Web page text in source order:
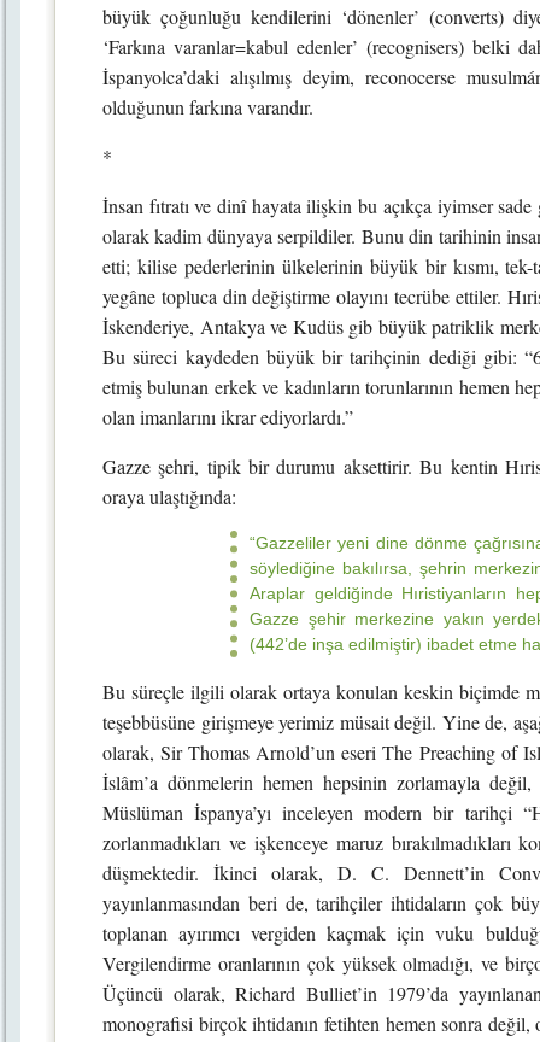
büyük çoğunluğu kendilerini ‘dönenler’ (converts)
‘Farkına varanlar=kabul edenler’ (recognisers) belki
İspanyolca’daki alışılmış deyim, reconocerse
olduğunun farkına varandır.
*
İnsan fıtratı ve dinî hayata ilişkin bu açıkça iyimser
olarak kadim dünyaya serpildiler. Bunu din tarihinin
etti; kilise pederlerinin ülkelerinin büyük bir kısmı,
yegâne topluca din değiştirme olayını tecrübe ettiler.
İskenderiye, Antakya ve Kudüs gib büyük patriklik
Bu süreci kaydeden büyük bir tarihçinin dediği gibi:
etmiş bulunan erkek ve kadınların torunlarının hemen
olan imanlarını ikrar ediyorlardı.”
Gazze şehri, tipik bir durumu aksettirir. Bu kentin
oraya ulaştığında:
“Gazzeliler yeni dine dönme
söylediğine bakılırsa, şehrin
Araplar geldiğinde Hıristiyanların
Gazze şehir merkezine yakın
(442’de inşa edilmiştir) ibadet etme
Bu süreçle ilgili olarak ortaya konulan keskin biçimde
teşebbüsüne girişmeye yerimiz müsait değil. Yine de,
olarak, Sir Thomas Arnold’un eseri The Preaching of
İslâm’a dönmelerin hemen hepsinin zorlamayla
Müslüman İspanya’yı inceleyen modern bir tarihçi
zorlanmadıkları ve işkenceye maruz
düşmektedir. İkinci olarak, D. C. Dennett’in
yayınlanmasından beri de, tarihçiler ihtidaların çok
toplanan ayırımcı vergiden kaçmak için vuku
Vergilendirme oranlarının çok yüksek olmadığı, ve
Üçüncü olarak, Richard Bulliet’in 1979’da
monografisi birçok ihtidanın fetihten hemen sonra değil,